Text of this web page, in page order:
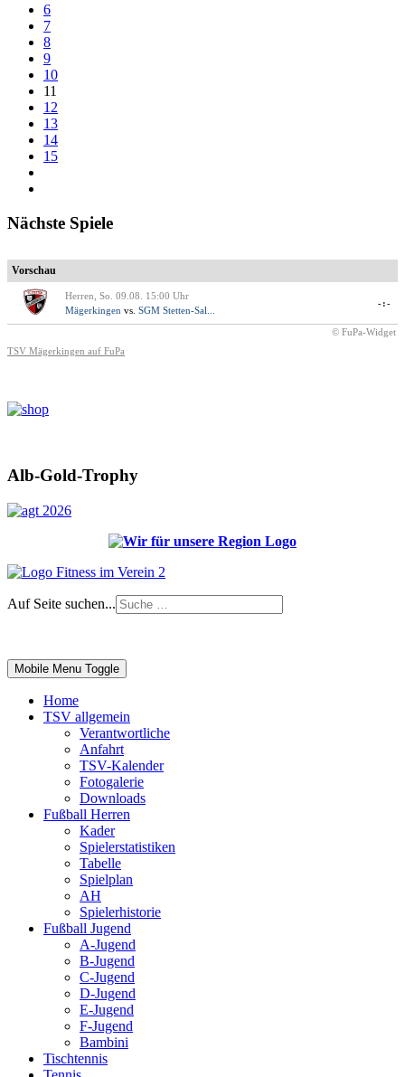
6
7
8
9
10
11
12
13
14
15
Nächste Spiele
Vorschau
Herren, So. 09.08. 15:00 Uhr
Mägerkingen vs. SGM Stetten-Sal...
-:-
© FuPa-Widget
TSV Mägerkingen auf FuPa
Alb-Gold-Trophy
Auf Seite suchen...
Mobile Menu Toggle
Home
TSV allgemein
Verantwortliche
Anfahrt
TSV-Kalender
Fotogalerie
Downloads
Fußball Herren
Kader
Spielerstatistiken
Tabelle
Spielplan
AH
Spielerhistorie
Fußball Jugend
A-Jugend
B-Jugend
C-Jugend
D-Jugend
E-Jugend
F-Jugend
Bambini
Tischtennis